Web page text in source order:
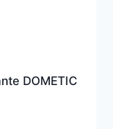
DOMETIC